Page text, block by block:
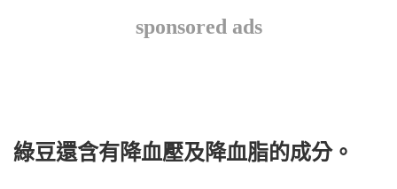
sponsored ads
綠豆還含有降血壓及降血脂的成分。